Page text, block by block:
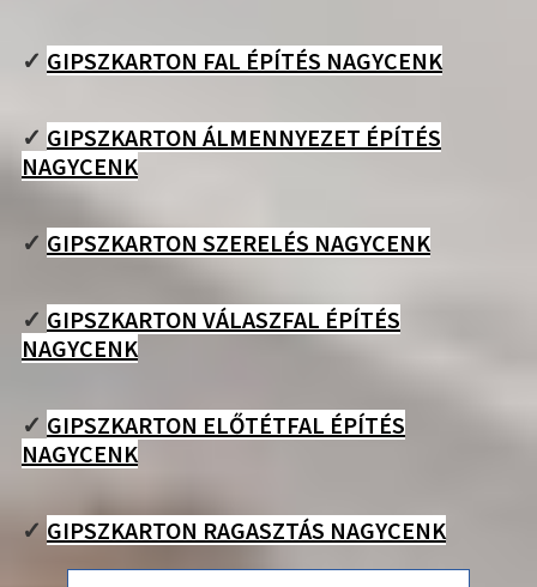
✓ GIPSZKARTON FAL ÉPÍTÉS NAGYCENK
✓ GIPSZKARTON ÁLMENNYEZET ÉPÍTÉS
NAGYCENK
✓ GIPSZKARTON SZERELÉS NAGYCENK
✓ GIPSZKARTON VÁLASZFAL ÉPÍTÉS
NAGYCENK
✓ GIPSZKARTON ELŐTÉTFAL ÉPÍTÉS
NAGYCENK
✓ GIPSZKARTON RAGASZTÁS NAGYCENK